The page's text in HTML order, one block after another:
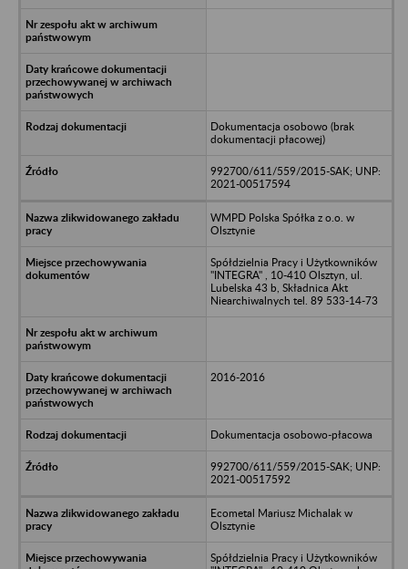
Dokumentacja osobowo (brak
dokumentacji płacowej)
992700/611/559/2015-SAK; UNP:
2021-00517594
WMPD Polska Spółka z o.o. w
Olsztynie
Spółdzielnia Pracy i Użytkowników
"INTEGRA" , 10-410 Olsztyn, ul.
Lubelska 43 b, Składnica Akt
Niearchiwalnych tel. 89 533-14-73
2016-2016
Dokumentacja osobowo-płacowa
992700/611/559/2015-SAK; UNP:
2021-00517592
Ecometal Mariusz Michalak w
Olsztynie
Spółdzielnia Pracy i Użytkowników